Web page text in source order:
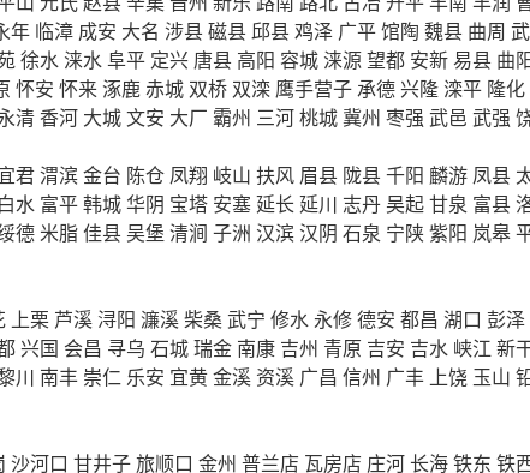
年 临漳 成安 大名 涉县磁县邱县鸡泽 广平馆陶 魏县 曲周
徐水 涞水阜平 定兴 唐县 高阳 容城 涞源望都 安新易县 曲
怀安 怀来涿鹿赤城 双桥 双滦 鹰手营子承德兴隆 滦平 隆化
清 香河 大城文安 大厂 霸州 三河桃城冀州 枣强 武邑 武强
君渭滨金台 陈仓 凤翔 岐山 扶风 眉县 陇县千阳 麟游 凤县
白水 富平韩城华阴 宝塔 安塞延长 延川 志丹吴起甘泉 富县
德 米脂佳县吴堡 清涧 子洲 汉滨汉阴 石泉 宁陕紫阳 岚皋
上栗 芦溪 浔阳 濂溪柴桑武宁 修水 永修德安 都昌 湖口 彭泽
兴国 会昌 寻乌 石城瑞金 南康 吉州 青原 吉安 吉水 峡江 新
川 南丰 崇仁 乐安 宜黄金溪 资溪 广昌 信州 广丰 上饶 玉山
沙河口 甘井子旅顺口 金州 普兰店 瓦房店 庄河 长海铁东 铁